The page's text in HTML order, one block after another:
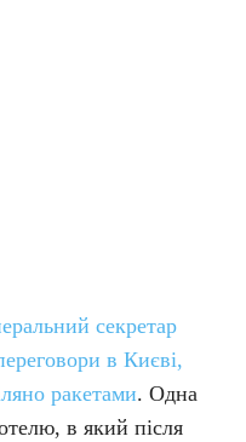
секретар
в Києві,
ракетами. Одна
в який після